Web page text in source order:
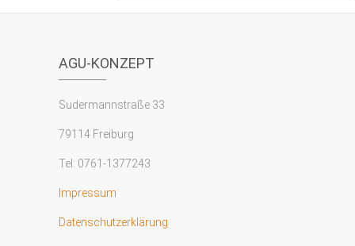
AGU-KONZEPT
Sudermannstraße 33
79114 Freiburg
Tel: 0761-1377243
Impressum
Datenschutzerklärung